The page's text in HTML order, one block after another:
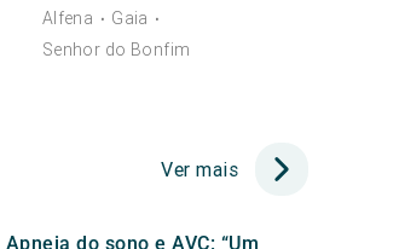
Alfena • Gaia •
Senhor do Bonfim
Ver mais
Apneia do sono e AVC: “Um